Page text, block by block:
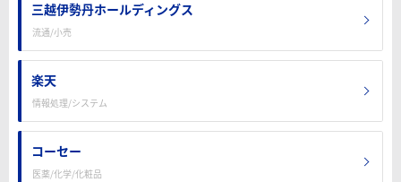
三越伊勢丹ホールディングス
流通/小売
楽天
情報処理/システム
コーセー
医薬/化学/化粧品